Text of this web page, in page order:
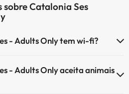
Catalonia Ses
- Adults Only tem wi-fi?
- Adults Only aceita animais